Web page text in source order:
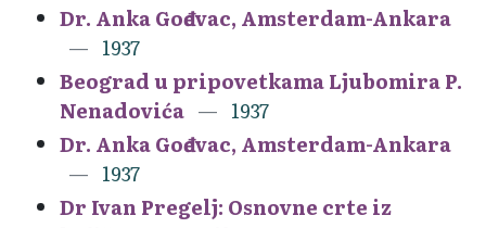
Dr. Anka Gođevac, Amsterdam-Ankara
1937
Beograd u pripovetkama Ljubomira P.
Nenadovića
1937
Dr. Anka Gođevac, Amsterdam-Ankara
1937
Dr Ivan Pregelj: Osnovne crte iz